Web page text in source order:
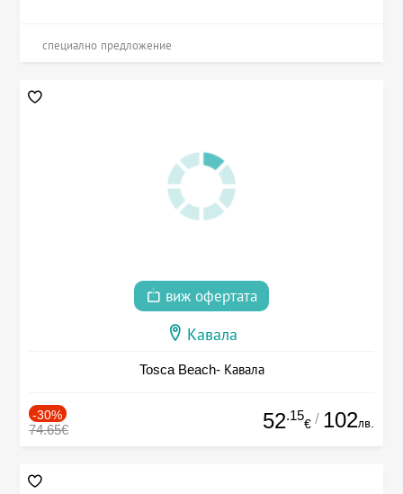
специално предложение
виж офертата
Кавала
Tosca Beach- Кавала
-30%
74.65€ 52.15
€ / 102лв.